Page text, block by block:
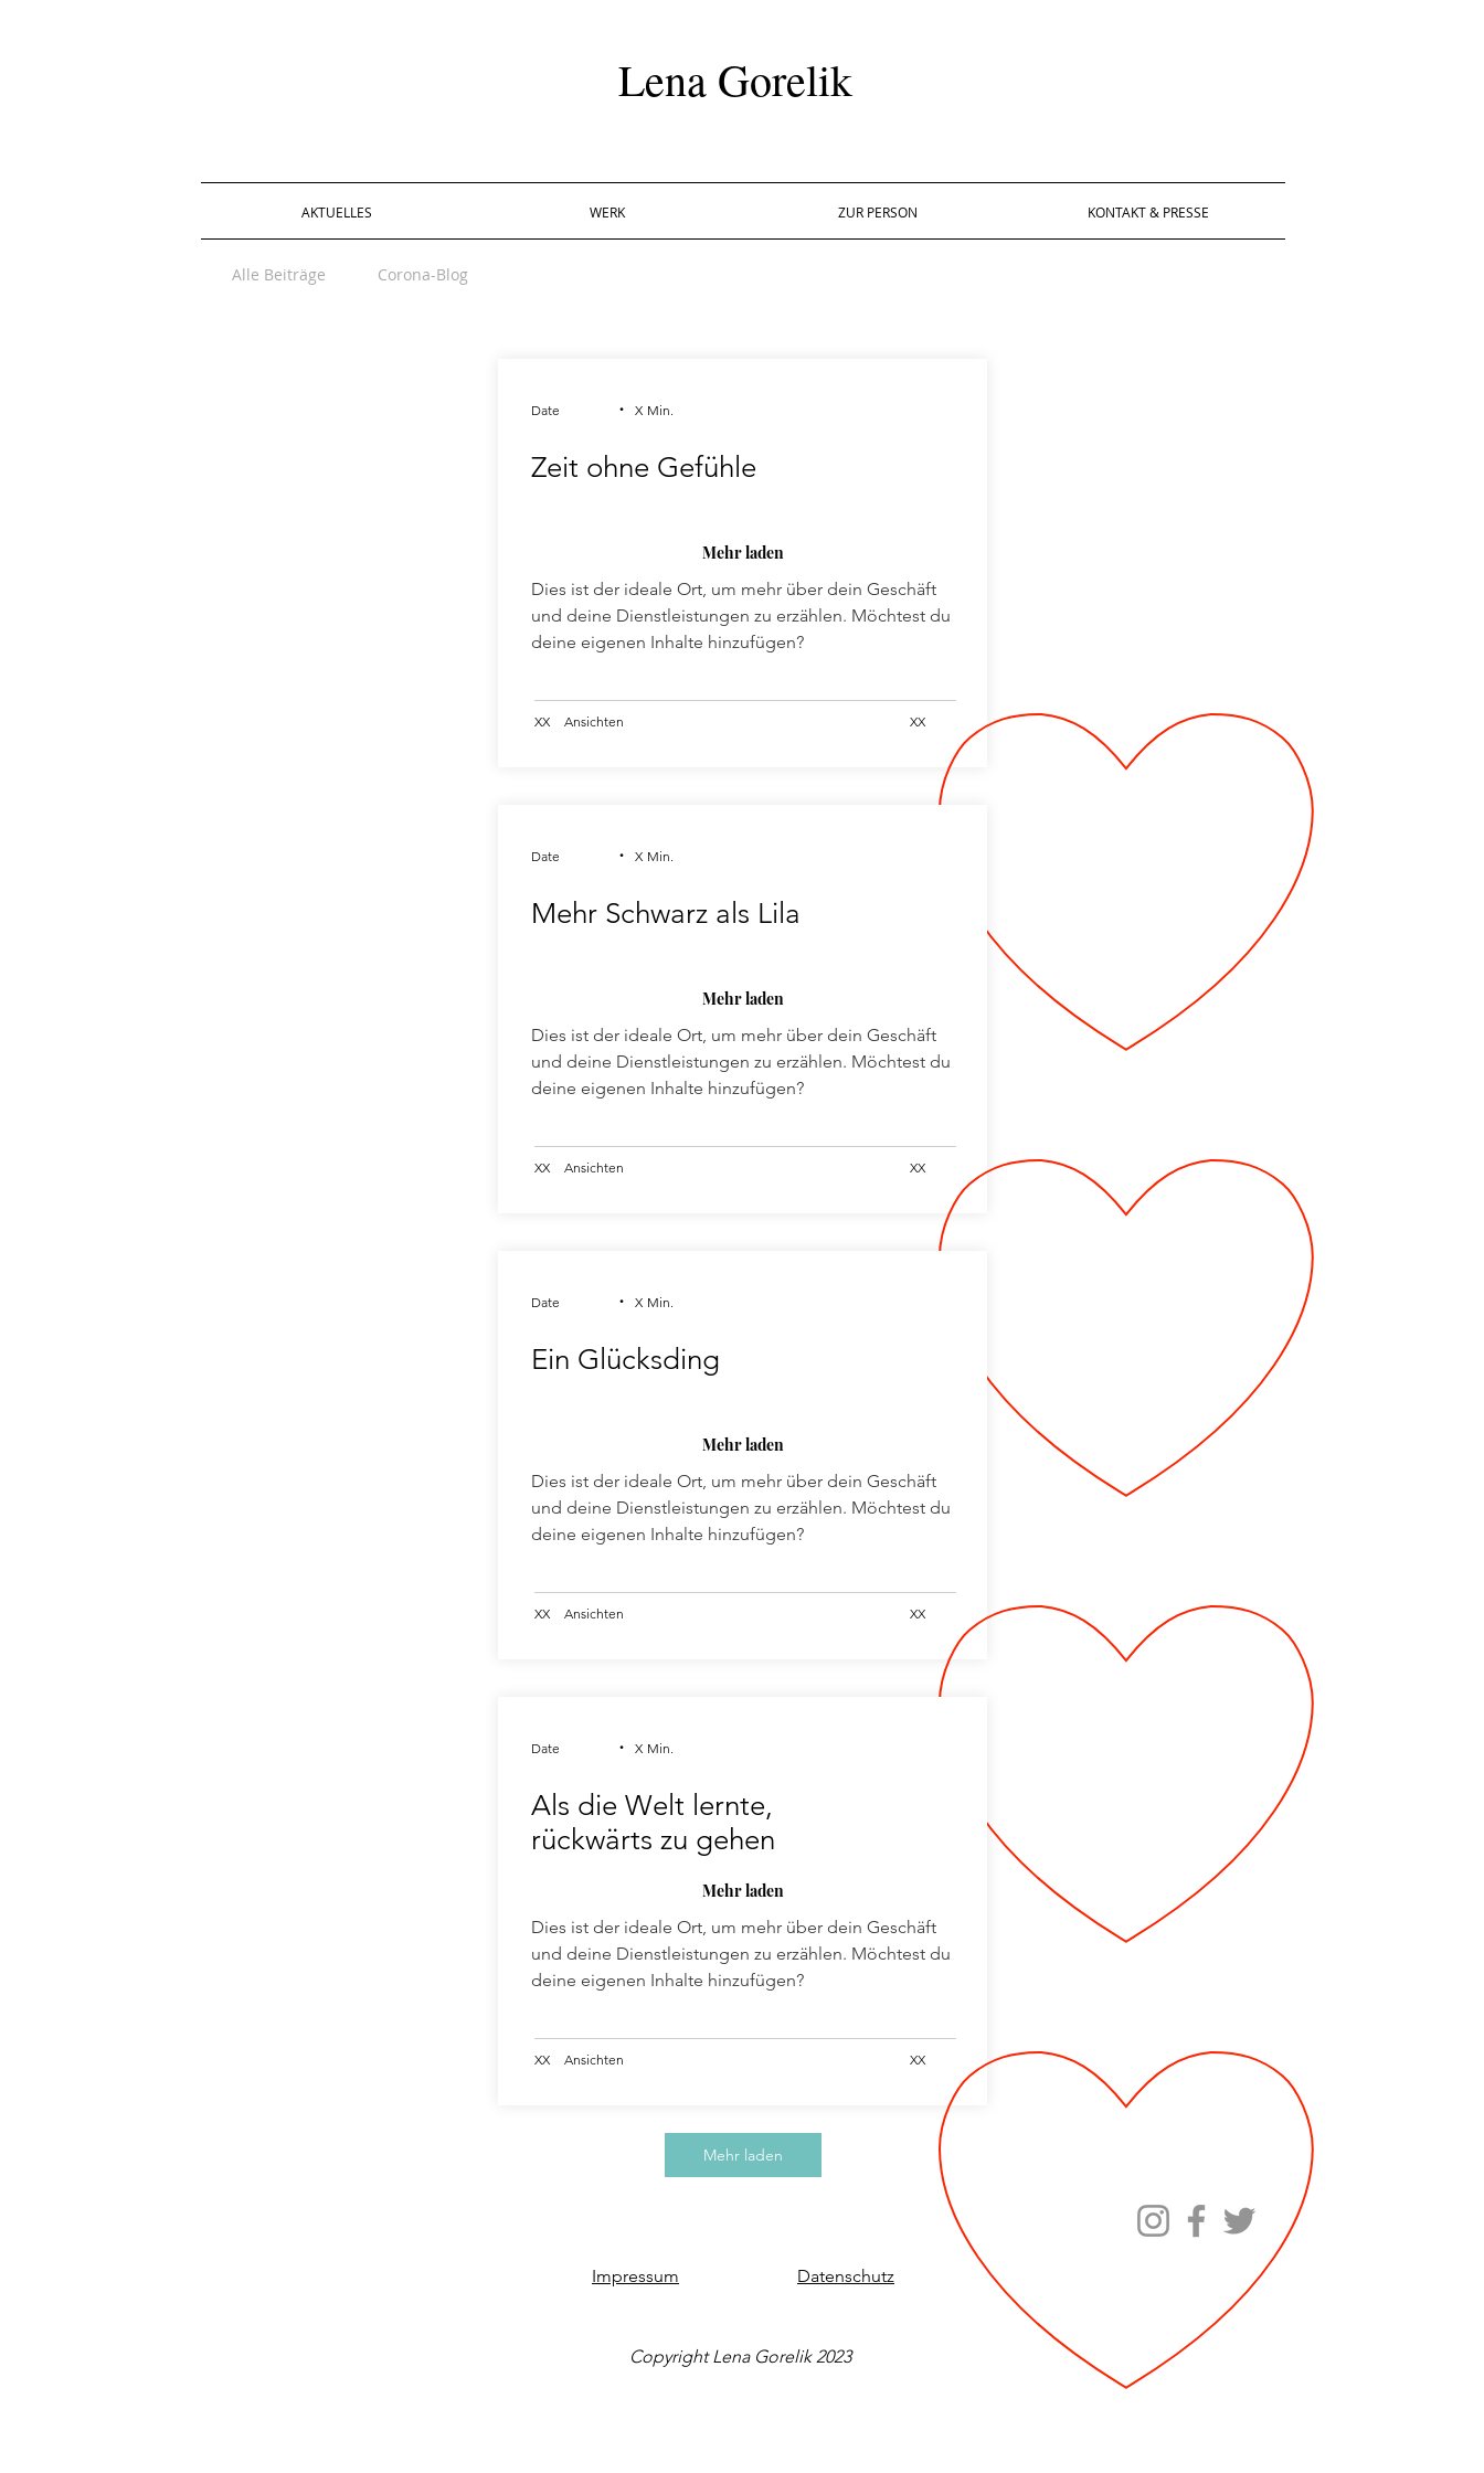
Lena Gorelik
AKTUELLES WERK ZUR PERSON KONTAKT & PRESSE
Alle Beiträge Corona-Blog
Date . X Min.
Zeit ohne Gefühle
Dies ist der ideale Ort, um mehr über dein Geschäft
und deine Dienstleistungen zu erzählen. Möchtest du
deine eigenen Inhalte hinzufügen?
Mehr laden
XX Ansichten XX
Date . X Min.
Mehr Schwarz als Lila
Dies ist der ideale Ort, um mehr über dein Geschäft
und deine Dienstleistungen zu erzählen. Möchtest du
deine eigenen Inhalte hinzufügen?
Mehr laden
XX Ansichten XX
Date . X Min.
Ein Glücksding
Dies ist der ideale Ort, um mehr über dein Geschäft
und deine Dienstleistungen zu erzählen. Möchtest du
deine eigenen Inhalte hinzufügen?
Mehr laden
XX Ansichten XX
Date . X Min.
Als die Welt lernte,
rückwärts zu gehen
Dies ist der ideale Ort, um mehr über dein Geschäft
und deine Dienstleistungen zu erzählen. Möchtest du
deine eigenen Inhalte hinzufügen?
Mehr laden
XX Ansichten XX
Mehr laden
Impressum Datenschutz
Copyright Lena Gorelik 2023